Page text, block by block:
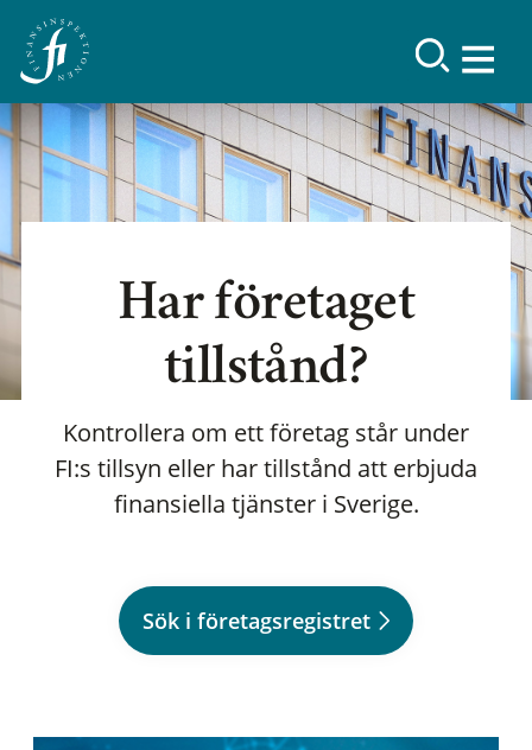
Har företaget
tillstånd?
Kontrollera om ett företag står under
FI:s tillsyn eller har tillstånd att erbjuda
finansiella tjänster i Sverige.
Sök i företagsregistret